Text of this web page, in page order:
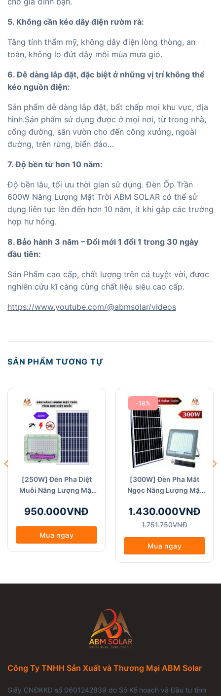
5. Không cần kéo dây điện rườm rà:
Tăng tính thẩm mỹ, không dây điện lòng thòng, an
toàn, không lo đứt dây mỗi mùa mưa gió.
6. Dễ dàng lắp đặt, đặc biệt ở những vị trí không thể
kéo nguồn điện:
Sản phẩm dễ dàng lắp đặt, bất chấp mọi khu vực, địa
hình.Sản phẩm sử dụng được ở mọi nơi, từ trong nhà,
cổng đường, sân vườn cho đến công xưởng, ngoài
đường, trên rừng, biển đảo…
7. Độ bền từ hơn 10 năm:
Độ bền lâu, tối ưu thời gian sử dụng. Đèn Ốp Trần
600W Năng Lượng Mặt Trời ABM SOLAR có thể sử
dụng liên tục lên đến hơn 10 năm, ít khi gặp các trường
hợp hư hỏng.
8. Bảo hành 3 năm – Đổi mới 1 đổi 1 trong 30 ngày
đầu tiên:
Sản Phẩm cao cấp, chất lượng trên cả tuyệt vời, được
nghiên cứu kĩ càng cùng chất liệu siêu cao cấp.
https://www.youtube.com/@abmsolar/videos
SẢN PHẨM TƯƠNG TỰ
[250W] Đèn Pha Diệt
Muỗi Năng Lượng Mặt
Muỗi-250W)
950.000VNĐ
Mua ngay
-18%
[300W] Đèn Pha Mắt
Ngọc Năng Lượng Mặt
Ngọc N-300W) Chất
Liệu Nhôm Đúc Nguyên
Bảo Hành 3 Năm
1.430.000VNĐ
1.751.750VNĐ
Mua ngay
Công Ty TNHH Sản Xuất và Thương Mại ABM Solar
Giấy CNĐKKD số 0601242839 do Sở Kế hoạch và Đầu tư tỉnh